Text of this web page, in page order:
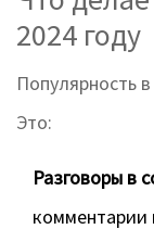
2024 году
Популярность
Это:
Разговоры в
комментарии